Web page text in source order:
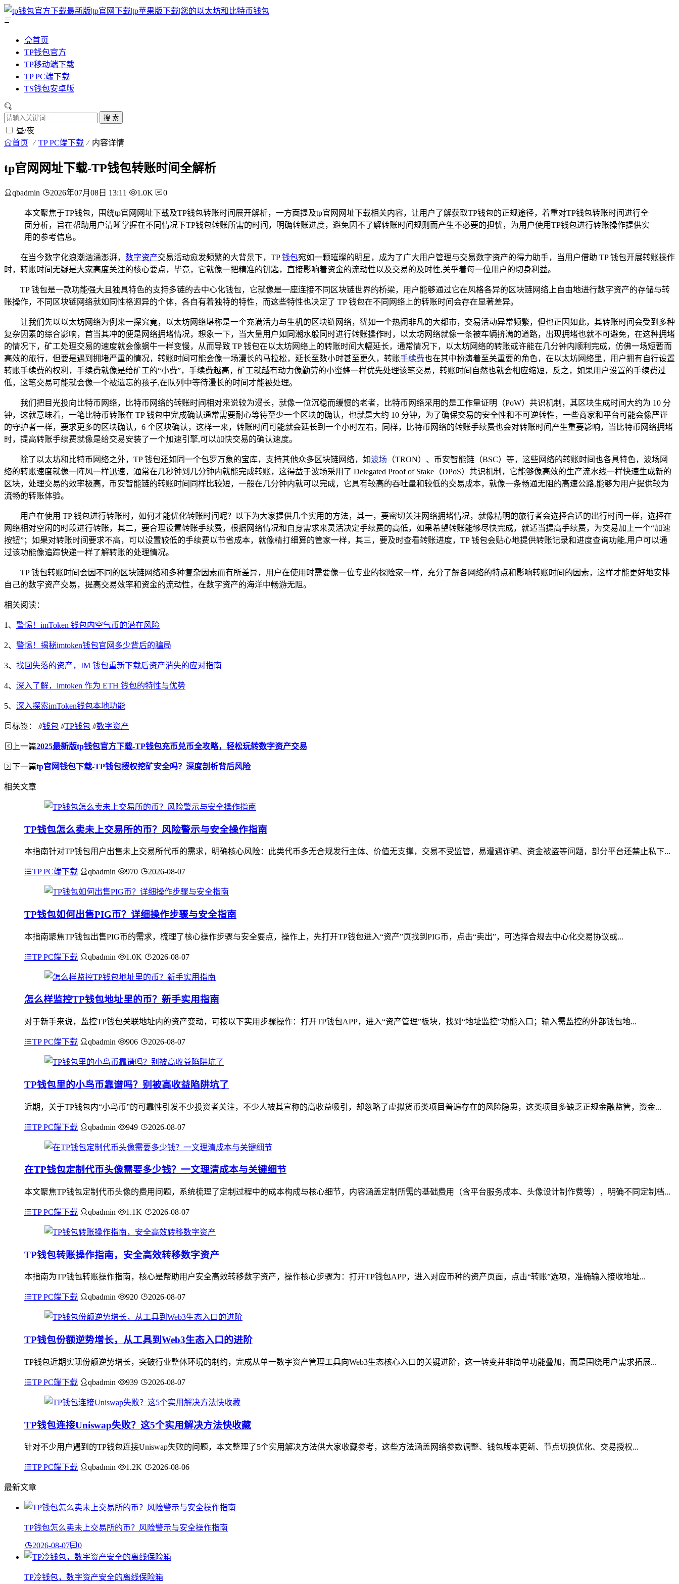
首页
TP钱包官方
TP移动端下载
TP PC端下载
TS钱包安卓版
搜 索
昼/夜
首页 TP PC端下载 内容详情
tp官网网址下载-TP钱包转账时间全解析
qbadmin 2026年07月08日 13:11 1.0K 0
本文聚焦于TP钱包，围绕tp官网网址下载及TP钱包转账时间展开解析，一方面提及tp官网网址下载相关内容，让用户了解获取TP钱包的正规途径，着重对TP钱包转账时间进行全
面分析，旨在帮助用户清晰掌握在不同情况下TP钱包转账所需的时间，明确转账进度，避免因不了解转账时间规则而产生不必要的担忧，为用户使用TP钱包进行转账操作提供实
用的参考信息。
在当今数字化浪潮汹涌澎湃， 数字资产交易活动愈发频繁的大背景下，TP钱包宛如一颗璀璨的明星，成为了广大用户管理与交易数字资产的得力助手，当用户借助 TP 钱包开展转账操作
时，转账时间无疑是大家高度关注的核心要点，毕竟，它就像一把精准的钥匙，直接影响着资金的流动性以及交易的及时性,关乎着每一位用户的切身利益。
TP 钱包是一款功能强大且独具特色的支持多链的去中心化钱包，它就像是一座连接不同区块链世界的桥梁，用户能够通过它在风格各异的区块链网络上自由地进行数字资产的存储与转
账操作，不同区块链网络就如同性格迥异的个体，各自有着独特的特性，而这些特性也决定了 TP 钱包在不同网络上的转账时间会存在显著差异。
让我们先以以太坊网络为例来一探究竟，以太坊网络堪称是一个充满活力与生机的区块链网络，犹如一个热闹非凡的大都市，交易活动异常频繁，但也正因如此，其转账时间会受到多种
复杂因素的综合影响，首当其冲的便是网络拥堵情况，想象一下，当大量用户如同潮水般同时进行转账操作时，以太坊网络就像一条被车辆挤满的道路，出现拥堵也就不可避免，在这种拥堵
的情况下，矿工处理交易的速度就会像蜗牛一样变慢，从而导致 TP 钱包在以太坊网络上的转账时间大幅延长，通常情况下，以太坊网络的转账或许能在几分钟内顺利完成，仿佛一场短暂而
高效的旅行，但要是遇到拥堵严重的情况，转账时间可能会像一场漫长的马拉松，延长至数小时甚至更久，转账手续费也在其中扮演着至关重要的角色，在以太坊网络里，用户拥有自行设置
转账手续费的权利，手续费就像是给矿工的“小费”，手续费越高，矿工就越有动力像勤劳的小蜜蜂一样优先处理该笔交易，转账时间自然也就会相应缩短，反之，如果用户设置的手续费过
低，这笔交易可能就会像一个被遗忘的孩子,在队列中等待漫长的时间才能被处理。
我们把目光投向比特币网络，比特币网络的转账时间相对来说较为漫长，就像一位沉稳而缓慢的老者，比特币网络采用的是工作量证明（PoW）共识机制，其区块生成时间大约为 10 分
钟，这就意味着，一笔比特币转账在 TP 钱包中完成确认通常需要耐心等待至少一个区块的确认，也就是大约 10 分钟，为了确保交易的安全性和不可逆转性，一些商家和平台可能会像严谨
的守护者一样，要求更多的区块确认，6 个区块确认，这样一来，转账时间可能就会延长到一个小时左右，同样，比特币网络的转账手续费也会对转账时间产生重要影响，当比特币网络拥堵
时，提高转账手续费就像是给交易安装了一个加速引擎,可以加快交易的确认速度。
除了以太坊和比特币网络之外，TP 钱包还如同一个包罗万象的宝库，支持其他众多区块链网络，如波场 （TRON）、币安智能链（BSC）等，这些网络的转账时间也各具特色，波场网
络的转账速度就像一阵风一样迅速，通常在几秒钟到几分钟内就能完成转账，这得益于波场采用了 Delegated Proof of Stake（DPoS）共识机制，它能够像高效的生产流水线一样快速生成新的
区块，处理交易的效率极高，币安智能链的转账时间同样比较短，一般在几分钟内就可以完成，它具有较高的吞吐量和较低的交易成本，就像一条畅通无阻的高速公路,能够为用户提供较为
流畅的转账体验。
用户在使用 TP 钱包进行转账时，如何才能优化转账时间呢？以下为大家提供几个实用的方法，其一，要密切关注网络拥堵情况，就像精明的旅行者会选择合适的出行时间一样，选择在
网络相对空闲的时段进行转账，其二，要合理设置转账手续费，根据网络情况和自身需求来灵活决定手续费的高低，如果希望转账能够尽快完成，就适当提高手续费，为交易加上一个“加速
按钮”；如果对转账时间要求不高，可以设置较低的手续费以节省成本，就像精打细算的管家一样，其三，要及时查看转账进度，TP 钱包会贴心地提供转账记录和进度查询功能,用户可以通
过该功能像追踪快递一样了解转账的处理情况。
TP 钱包转账时间会因不同的区块链网络和多种复杂因素而有所差异，用户在使用时需要像一位专业的探险家一样，充分了解各网络的特点和影响转账时间的因素，这样才能更好地安排
自己的数字资产交易，提高交易效率和资金的流动性，在数字资产的海洋中畅游无阻。
相关阅读：
1、 警惕！imToken 钱包内空气币的潜在风险
2、 警惕！揭秘imtoken钱包官网多少背后的骗局
3、 找回失落的资产，IM 钱包重新下载后资产消失的应对指南
4、 深入了解，imtoken 作为 ETH 钱包的特性与优势
5、 深入探索imToken钱包本地功能
标签： #钱包 #TP钱包 #数字资产
上一篇2025最新版tp钱包官方下载-TP钱包充币兑币全攻略，轻松玩转数字资产交易
下一篇tp官网钱包下载-TP钱包授权挖矿安全吗？深度剖析背后风险
相关文章
TP钱包怎么卖未上交易所的币？风险警示与安全操作指南
本指南针对TP钱包用户出售未上交易所代币的需求，明确核心风险：此类代币多无合规发行主体、价值无支撑，交易不受监管，易遭遇诈骗、资金被盗等问题，部分平台还禁止私下...
TP PC端下载 qbadmin 970 2026-08-07
TP钱包如何出售PIG币？详细操作步骤与安全指南
本指南聚焦TP钱包出售PIG币的需求，梳理了核心操作步骤与安全要点，操作上，先打开TP钱包进入“资产”页找到PIG币，点击“卖出”，可选择合规去中心化交易协议或...
TP PC端下载 qbadmin 1.0K 2026-08-07
怎么样监控TP钱包地址里的币？新手实用指南
对于新手来说，监控TP钱包关联地址内的资产变动，可按以下实用步骤操作：打开TP钱包APP，进入“资产管理”板块，找到“地址监控”功能入口；输入需监控的外部钱包地...
TP PC端下载 qbadmin 906 2026-08-07
TP钱包里的小鸟币靠谱吗？别被高收益陷阱坑了
近期，关于TP钱包内“小鸟币”的可靠性引发不少投资者关注，不少人被其宣称的高收益吸引，却忽略了虚拟货币类项目普遍存在的风险隐患，这类项目多缺乏正规金融监管，资金...
TP PC端下载 qbadmin 949 2026-08-07
在TP钱包定制代币头像需要多少钱？一文理清成本与关键细节
本文聚焦TP钱包定制代币头像的费用问题，系统梳理了定制过程中的成本构成与核心细节，内容涵盖定制所需的基础费用（含平台服务成本、头像设计制作费等），明确不同定制档...
TP PC端下载 qbadmin 1.1K 2026-08-07
TP钱包转账操作指南，安全高效转移数字资产
本指南为TP钱包转账操作指南，核心是帮助用户安全高效转移数字资产，操作核心步骤为：打开TP钱包APP，进入对应币种的资产页面，点击“转账”选项，准确输入接收地址...
TP PC端下载 qbadmin 920 2026-08-07
TP钱包份额逆势增长，从工具到Web3生态入口的进阶
TP钱包近期实现份额逆势增长，突破行业整体环境的制约，完成从单一数字资产管理工具向Web3生态核心入口的关键进阶，这一转变并非简单功能叠加，而是围绕用户需求拓展...
TP PC端下载 qbadmin 939 2026-08-07
TP钱包连接Uniswap失败？这5个实用解决方法快收藏
针对不少用户遇到的TP钱包连接Uniswap失败的问题，本文整理了5个实用解决方法供大家收藏参考，这些方法涵盖网络参数调整、钱包版本更新、节点切换优化、交易授权...
TP PC端下载 qbadmin 1.2K 2026-08-06
最新文章
TP钱包怎么卖未上交易所的币？风险警示与安全操作指南
2026-08-07 0
TP冷钱包，数字资产安全的离线保险箱